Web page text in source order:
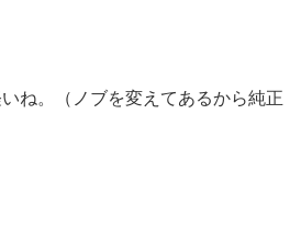
ね。（ノブを変えてあるから純正